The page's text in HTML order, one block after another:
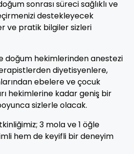
sonrası süreci sağlıklı ve
destekleyecek
ve pratik bilgiler sizleri
doğum hekimlerinden anestezi
diyetisyenlere,
ebelere ve çocuk
hekimlerine kadar geniş bir
sizlerle olacak.
3 mola ve 1 öğle
hem de keyifli bir deneyim